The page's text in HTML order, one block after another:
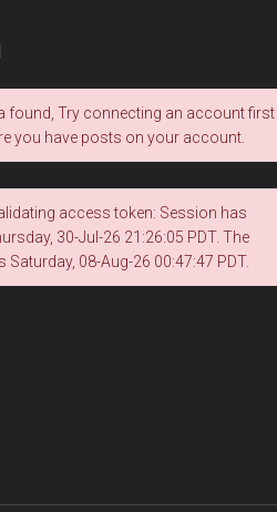
found, Try connecting an account first
you have posts on your account.
access token: Session has
30-Jul-26 21:26:05 PDT. The
Saturday, 08-Aug-26 00:47:47 PDT.